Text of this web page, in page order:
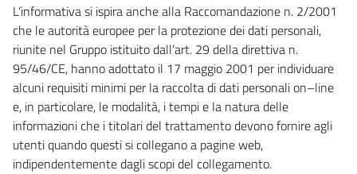
L’informativa si ispira anche alla Raccomandazione n. 2/2001
che le autorità europee per la protezione dei dati personali,
riunite nel Gruppo istituito dall’art. 29 della direttiva n.
95/46/CE, hanno adottato il 17 maggio 2001 per individuare
alcuni requisiti minimi per la raccolta di dati personali on–line
e, in particolare, le modalità, i tempi e la natura delle
informazioni che i titolari del trattamento devono fornire agli
utenti quando questi si collegano a pagine web,
indipendentemente dagli scopi del collegamento.